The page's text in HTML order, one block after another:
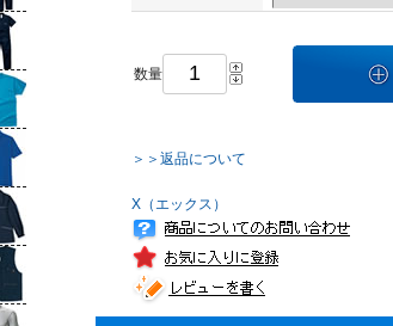
数量
＞＞返品について
X（エックス）